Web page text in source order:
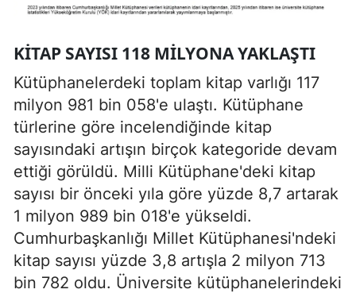
KITAP SAYISI 118 MILYONA YAKLAŞTI
Kütüphanelerdeki toplam kitap varlığı 117
milyon 981 bin 058'e ulaştı. Kütüphane
türlerine göre incelendiğinde kitap
sayısındaki artışın birçok kategoride devam
ettiği görüldü. Milli Kütüphane'deki kitap
sayısı bir önceki yıla göre yüzde 8,7 artarak
1 milyon 989 bin 018'e yükseldi.
Cumhurbaşkanlığı Millet Kütüphanesi'ndeki
kitap sayısı yüzde 3,8 artışla 2 milyon 713
bin 782 oldu. Üniversite kütüphanelerindeki